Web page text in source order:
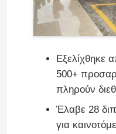
Εξελίχθηκε
500+
πληρούν
Έλαβε 28
για